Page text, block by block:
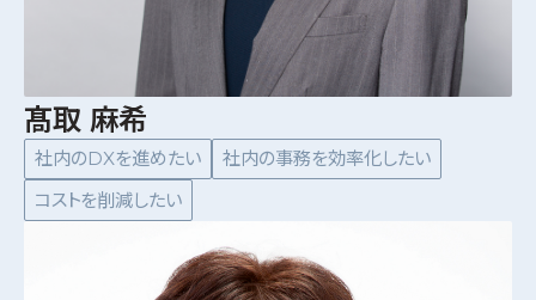
髙取 麻希
社内のDXを進めたい
社内の事務を効率化したい
コストを削減したい